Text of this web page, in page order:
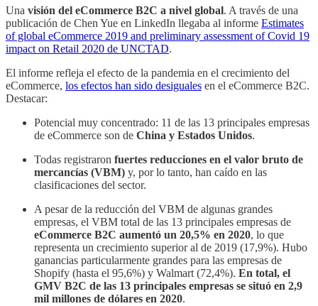
Una visión del eCommerce B2C a nivel global. A través de una
publicación de Chen Yue en LinkedIn llegaba al informe Estimates
of global eCommerce 2019 and preliminary assessment of Covid 19
impact on Retail 2020 de UNCTAD.
El informe refleja el efecto de la pandemia en el crecimiento del
eCommerce, los efectos han sido desiguales en el eCommerce B2C.
Destacar:
Potencial muy concentrado: 11 de las 13 principales empresas
de eCommerce son de China y Estados Unidos.
Todas registraron fuertes reducciones en el valor bruto de
mercancías (VBM) y, por lo tanto, han caído en las
clasificaciones del sector.
A pesar de la reducción del VBM de algunas grandes
empresas, el VBM total de las 13 principales empresas de
eCommerce B2C aumentó un 20,5% en 2020, lo que
representa un crecimiento superior al de 2019 (17,9%). Hubo
ganancias particularmente grandes para las empresas de
Shopify (hasta el 95,6%) y Walmart (72,4%). En total, el
GMV B2C de las 13 principales empresas se situó en 2,9
mil millones de dólares en 2020.